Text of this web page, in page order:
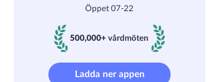
Öppet 07-22
500000+ vårdmöten
500,000+ vårdmöten
Ladda ner appen